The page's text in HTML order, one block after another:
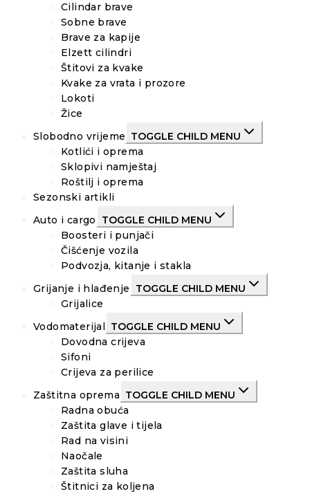
Cilindar brave
Sobne brave
Brave za kapije
Elzett cilindri
Štitovi za kvake
Kvake za vrata i prozore
Lokoti
Žice
Slobodno vrijeme TOGGLE CHILD MENU
Kotlići i oprema
Sklopivi namještaj
Roštilj i oprema
Sezonski artikli
Auto i cargo
TOGGLE CHILD MENU
Boosteri i punjači
Čišćenje vozila
Podvozja, kitanje i stakla
Grijanje i hlađenje
TOGGLE CHILD MENU
Grijalice
Vodomaterijal
TOGGLE CHILD MENU
Dovodna crijeva
Sifoni
Crijeva za perilice
Zaštitna oprema TOGGLE CHILD MENU
Radna obuća
Zaštita glave i tijela
Rad na visini
Naočale
Zaštita sluha
Štitnici za koljena